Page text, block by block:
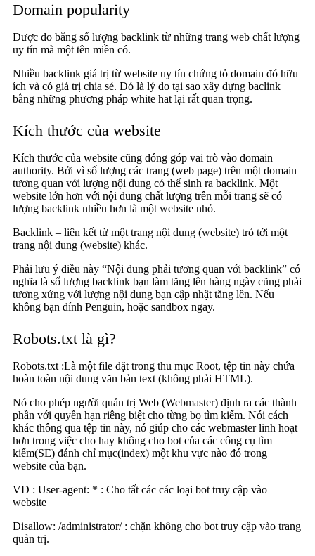
Domain popularity
Được đo bằng số lượng backlink từ những trang web chất lượng
uy tín mà một tên miền có.
Nhiều backlink giá trị từ website uy tín chứng tỏ domain đó hữu
ích và có giá trị chia sẻ. Đó là lý do tại sao xây dựng baclink
bằng những phương pháp white hat lại rất quan trọng.
Kích thước của website
Kích thước của website cũng đóng góp vai trò vào domain
authority. Bởi vì số lượng các trang (web page) trên một domain
tương quan với lượng nội dung có thể sinh ra backlink. Một
website lớn hơn với nội dung chất lượng trên mỗi trang sẽ có
lượng backlink nhiều hơn là một website nhỏ.
Backlink – liên kết từ một trang nội dung (website) trỏ tới một
trang nội dung (website) khác.
Phải lưu ý điều này “Nội dung phải tương quan với backlink” có
nghĩa là số lượng backlink bạn làm tăng lên hàng ngày cũng phải
tương xứng với lượng nội dung bạn cập nhật tăng lên. Nếu
không bạn dính Penguin, hoặc sandbox ngay.
Robots.txt là gì?
Robots.txt :Là một file đặt trong thu mục Root, tệp tin này chứa
hoàn toàn nội dung văn bản text (không phải HTML).
Nó cho phép người quản trị Web (Webmaster) định ra các thành
phần với quyền hạn riêng biệt cho từng bọ tìm kiếm. Nói cách
khác thông qua tệp tin này, nó giúp cho các webmaster linh hoạt
hơn trong việc cho hay không cho bot của các công cụ tìm
kiếm(SE) đánh chỉ mục(index) một khu vực nào đó trong
website của bạn.
VD : User-agent: * : Cho tất các các loại bot truy cập vào
website
Disallow: /administrator/ : chặn không cho bot truy cập vào trang
quản trị.